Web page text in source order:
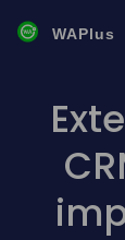
WAPlus